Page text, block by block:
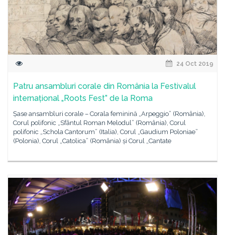
24 Oct 2019
Patru ansambluri corale din România la Festivalul
internațional „Roots Fest” de la Roma
Șase ansambluri corale – Corala feminină „Arpeggio” (România),
Corul polifonic „Sfântul Roman Melodul” (România), Corul
polifonic „Schola Cantorum” (Italia), Corul „Gaudium Poloniae”
(Polonia), Corul „Catolica” (România) și Corul „Cantate